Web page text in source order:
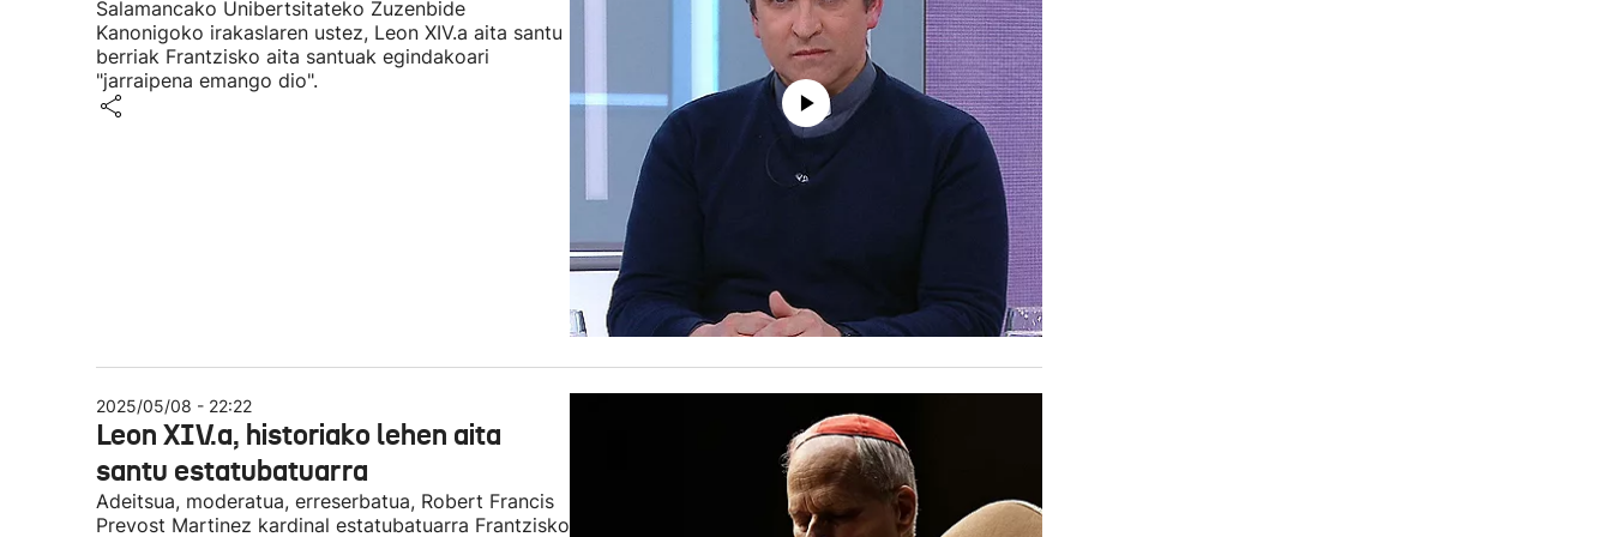
Salamancako Unibertsitateko Zuzenbide
Kanonigoko irakaslaren ustez, Leon XIV.a aita santu
berriak Frantzisko aita santuak egindakoari
"jarraipena emango dio".
2025/05/08 - 22:22
Leon XIV.a, historiako lehen aita
santu estatubatuarra
Adeitsua, moderatua, erreserbatua, Robert Francis
Prevost Martinez kardinal estatubatuarra Frantzisko